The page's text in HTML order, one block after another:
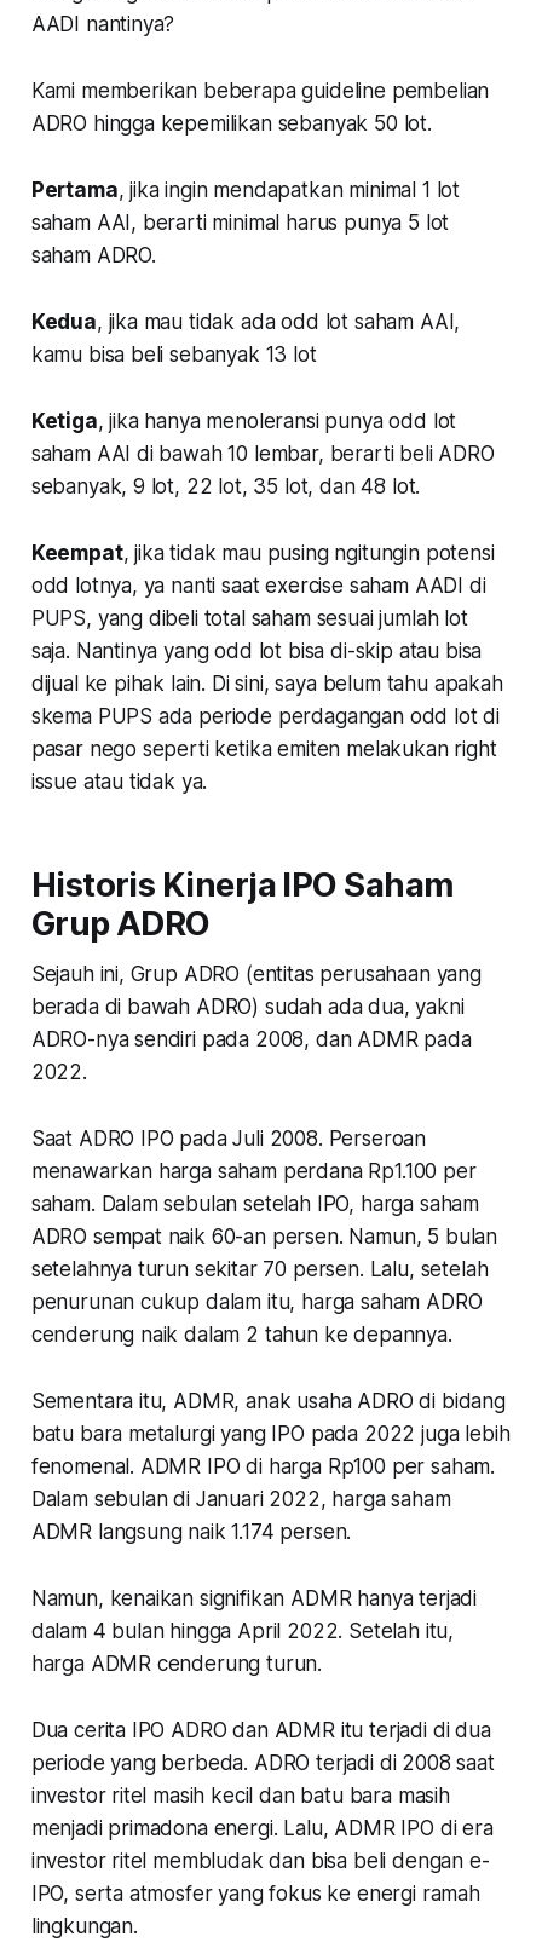
AADI nantinya?
Kami memberikan beberapa guideline pembelian
ADRO hingga kepemilikan sebanyak 50 lot.
Pertama, jika ingin mendapatkan minimal 1 lot
saham AAI, berarti minimal harus punya 5 lot
saham ADRO.
Kedua, jika mau tidak ada odd lot saham AAI,
kamu bisa beli sebanyak 13 lot
Ketiga, jika hanya menoleransi punya odd lot
saham AAI di bawah 10 lembar, berarti beli ADRO
sebanyak, 9 lot, 22 lot, 35 lot, dan 48 lot.
Keempat, jika tidak mau pusing ngitungin potensi
odd lotnya, ya nanti saat exercise saham AADI di
PUPS, yang dibeli total saham sesuai jumlah lot
saja. Nantinya yang odd lot bisa di-skip atau bisa
dijual ke pihak lain. Di sini, saya belum tahu apakah
skema PUPS ada periode perdagangan odd lot di
pasar nego seperti ketika emiten melakukan right
issue atau tidak ya.
Historis Kinerja IPO Saham
Grup ADRO
Sejauh ini, Grup ADRO (entitas perusahaan yang
berada di bawah ADRO) sudah ada dua, yakni
ADRO-nya sendiri pada 2008, dan ADMR pada
2022.
Saat ADRO IPO pada Juli 2008. Perseroan
menawarkan harga saham perdana Rp1.100 per
saham. Dalam sebulan setelah IPO, harga saham
ADRO sempat naik 60-an persen. Namun, 5 bulan
setelahnya turun sekitar 70 persen. Lalu, setelah
penurunan cukup dalam itu, harga saham ADRO
cenderung naik dalam 2 tahun ke depannya.
Sementara itu, ADMR, anak usaha ADRO di bidang
batu bara metalurgi yang IPO pada 2022 juga lebih
fenomenal. ADMR IPO di harga Rp100 per saham.
Dalam sebulan di Januari 2022, harga saham
ADMR langsung naik 1.174 persen.
Namun, kenaikan signifikan ADMR hanya terjadi
dalam 4 bulan hingga April 2022. Setelah itu,
harga ADMR cenderung turun.
Dua cerita IPO ADRO dan ADMR itu terjadi di dua
periode yang berbeda. ADRO terjadi di 2008 saat
investor ritel masih kecil dan batu bara masih
menjadi primadona energi. Lalu, ADMR IPO di era
investor ritel membludak dan bisa beli dengan e-
IPO, serta atmosfer yang fokus ke energi ramah
lingkungan.